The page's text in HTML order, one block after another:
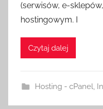
(serwisów, e-
hostingowym. I
Czytaj dalej
Hosting - cPanel,